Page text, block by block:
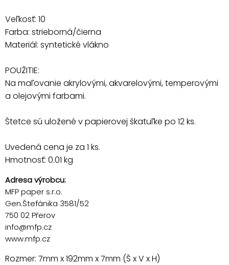
Veľkosť: 10
Farba: strieborná/čierna
Materiál: syntetické vlákno
POUŽITIE:
Na maľovanie akrylovými, akvarelovými, temperovými
a olejovými farbami.
Štetce sú uložené v papierovej škatuľke po 12 ks.
Uvedená cena je za 1 ks.
Hmotnosť: 0.01 kg
Adresa výrobcu:
MFP paper s.r.o.
Gen.Štefánika 3581/52
750 02 Přerov
info@mfp.cz
www.mfp.cz
Rozmer: 7mm x 192mm x 7mm (Š x V x H)